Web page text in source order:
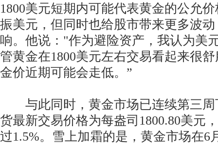
1800美元短期内可能代表黄金的公允
振美元，但同时也给股市带来更多波
响。他说："作为避险资产，我认为美
管黄金在1800美元左右交易看起来很
金价近期可能会走低。”
与此同时，黄金市场已连续第三周
货最新交易价格为每盎司1800.80美元
过1.5%。雪上加霜的是，黄金市场在6